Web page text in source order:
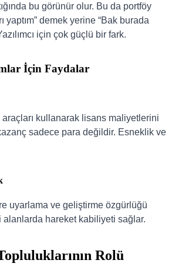
bu görünür olur. Bu da portföy
yaptım” demek yerine “Bak burada
için çok güçlü bir fark.
İçin Faydalar
araçları kullanarak lisans maliyetlerini
sadece para değildir. Esneklik ve
uyarlama ve geliştirme özgürlüğü
alanlarda hareket kabiliyeti sağlar.
Rolü